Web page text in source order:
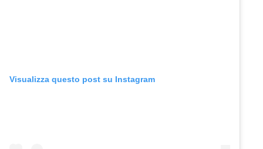
Visualizza questo post su Instagram